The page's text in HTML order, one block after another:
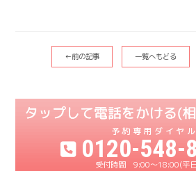
←前の記事 一覧へもどる
0120-548-
9:00〜18:00(平